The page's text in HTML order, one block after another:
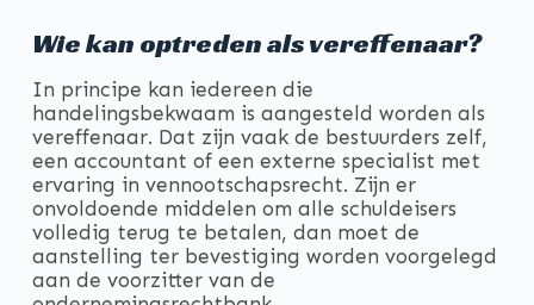
Wie kan optreden als vereffenaar?
In principe kan iedereen die
handelingsbekwaam is aangesteld worden als
vereffenaar. Dat zijn vaak de bestuurders zelf,
een accountant of een externe specialist met
ervaring in vennootschapsrecht. Zijn er
onvoldoende middelen om alle schuldeisers
volledig terug te betalen, dan moet de
aanstelling ter bevestiging worden voorgelegd
aan de voorzitter van de